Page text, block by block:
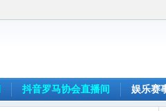
抖音罗马协会直播间 娱乐赛